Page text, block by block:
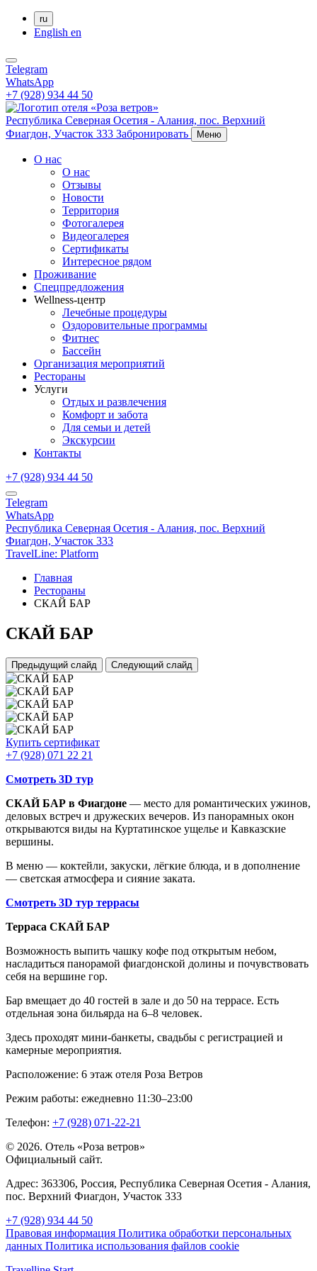
ru
English en
Telegram
WhatsApp
+7 (928) 934 44 50
Республика Северная Осетия - Алания, пос. Верхний
Фиагдон, Участок 333 Забронировать Меню
О нас
О нас
Отзывы
Новости
Территория
Фотогалерея
Видеогалерея
Сертификаты
Интересное рядом
Проживание
Спецпредложения
Wellness-центр
Лечебные процедуры
Оздоровительные программы
Фитнес
Бассейн
Организация мероприятий
Рестораны
Услуги
Отдых и развлечения
Комфорт и забота
Для семьи и детей
Экскурсии
Контакты
+7 (928) 934 44 50
Telegram
WhatsApp
Республика Северная Осетия - Алания, пос. Верхний
Фиагдон, Участок 333
TravelLine: Platform
Главная
Рестораны
СКАЙ БАР
СКАЙ БАР
Предыдущий слайд Следующий слайд
Купить сертификат
+7 (928) 071 22 21‬
Смотреть 3D тур
СКАЙ БАР в Фиагдоне — место для романтических ужинов,
деловых встреч и дружеских вечеров. Из панорамных окон
открываются виды на Куртатинское ущелье и Кавказские
вершины.
В меню — коктейли, закуски, лёгкие блюда, и в дополнение
— светская атмосфера и сияние заката.
Смотреть 3D тур террасы
Терраса СКАЙ БАР
Возможность выпить чашку кофе под открытым небом,
насладиться панорамой фиагдонской долины и почувствовать
себя на вершине гор.
Бар вмещает до 40 гостей в зале и до 50 на террасе. Есть
отдельная зона бильярда на 6–8 человек.
Здесь проходят мини-банкеты, свадьбы с регистрацией и
камерные мероприятия.
Расположение: 6 этаж отеля Роза Ветров
Режим работы: ежедневно 11:30–23:00
Телефон: +7 (928) 071-22-21‬
© 2026. Отель «Роза ветров»
Официальный сайт.
Адрес: 363306, Россия, Республика Северная Осетия - Алания,
пос. Верхний Фиагдон, Участок 333
+7 (928) 934 44 50
Правовая информация Политика обработки персональных
данных Политика использования файлов cookie